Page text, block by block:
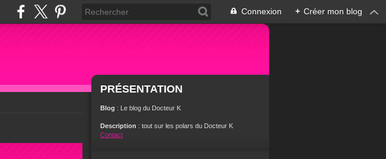
Connexion + Créer mon blog
PRÉSENTATION
Blog : Le blog du Docteur K
Description : tout sur les polars du Docteur K
Contact